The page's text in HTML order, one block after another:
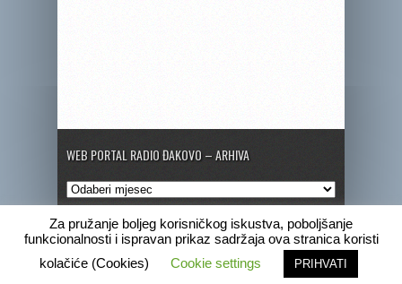
WEB PORTAL RADIO ĐAKOVO – ARHIVA
Web
portal
Radio
Đakovo
Arhiva
Copyright © 2020 Radio Đakovo
Marketing Pogrebne obavijesti Program
Za pružanje boljeg korisničkog iskustva, poboljšanje
funkcionalnosti i ispravan prikaz sadržaja ova stranica koristi
kolačiće (Cookies)
Cookie settings PRIHVATI